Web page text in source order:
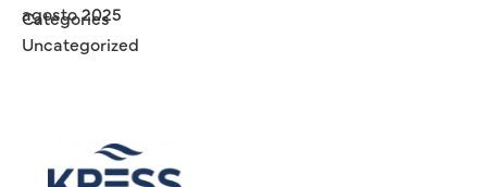
agosto 2025
Categories
Uncategorized